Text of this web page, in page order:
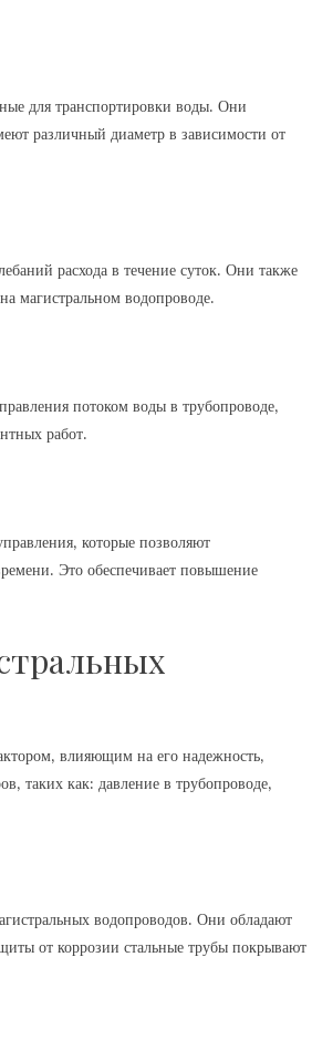
для транспортировки воды. Они
различный диаметр в зависимости от
расхода в течение суток. Они также
магистральном водопроводе.
потоком воды в трубопроводе‚
работ.
которые позволяют
Это обеспечивает повышение
влияющим на его надежность‚
таких как: давление в трубопроводе‚
водопроводов. Они обладают
от коррозии стальные трубы покрывают